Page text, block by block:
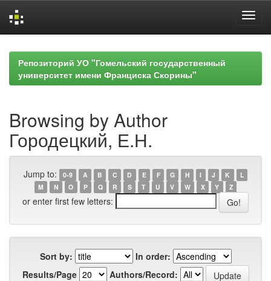
navigationРепозиторий УО "Гомельский государственный
университет имени Франциска Скорины"
Browsing by Author
Городецкий, Е.Н.
Jump to: 0-9 A B C D E F G H I J K
L
M
N O P Q R S T U V W X Y Z
or enter first few letters:
Sort by:
In order:
Results/Page
Authors/Record: